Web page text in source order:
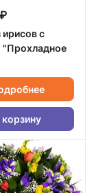
ирисов с
"Прохладное
корзину